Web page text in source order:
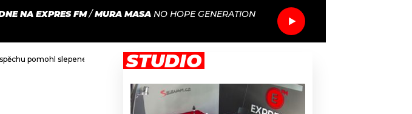
NA EXPRES FM/MURA MASA NO HOPE GENERATION
pomohl slepenec starých hitů (a Dua Lipa)
STUDIO